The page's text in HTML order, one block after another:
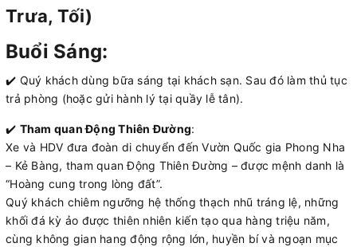
Trưa, Tối)
Buổi Sáng:
✔️ Quý khách dùng bữa sáng tại khách sạn. Sau đó làm thủ tục
trả phòng (hoặc gửi hành lý tại quầy lễ tân).
✔️ Tham quan Động Thiên Đường:
Xe và HDV đưa đoàn di chuyển đến Vườn Quốc gia Phong Nha
– Kẻ Bàng, tham quan Động Thiên Đường – được mệnh danh là
“Hoàng cung trong lòng đất”.
Quý khách chiêm ngưỡng hệ thống thạch nhũ tráng lệ, những
khối đá kỳ ảo được thiên nhiên kiến tạo qua hàng triệu năm,
cùng không gian hang động rộng lớn, huyền bí và ngoạn mục